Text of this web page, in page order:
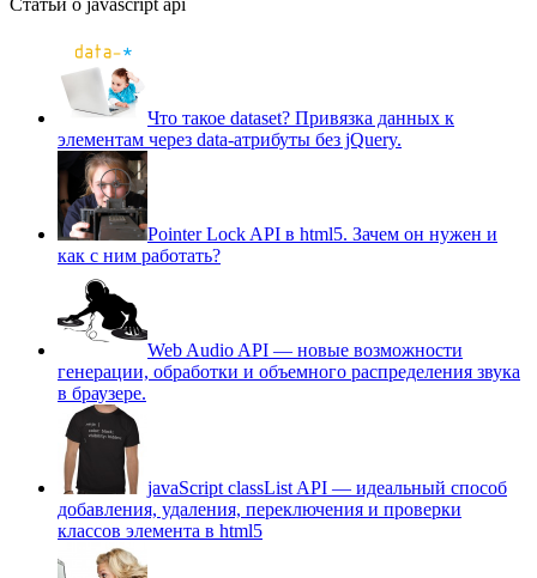
Статьи о javascript api
Что такое dataset? Привязка данных к
элементам через data-атрибуты без jQuery.
Pointer Lock API в html5. Зачем он нужен и
как с ним работать?
Web Audio API — новые возможности
генерации, обработки и объемного распределения звука
в браузере.
javaScript classList API — идеальный способ
добавления, удаления, переключения и проверки
классов элемента в html5